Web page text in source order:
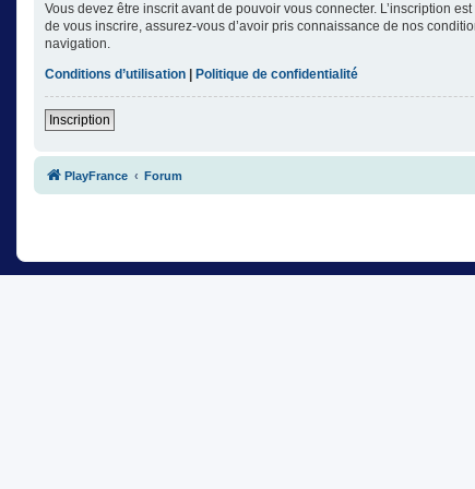
Vous devez être inscrit avant de pouvoir vous connecter. L’inscription
de vous inscrire, assurez-vous d’avoir pris connaissance de nos
navigation.
Conditions d’utilisation | Politique de confidentialité
Inscription
PlayFrance Forum